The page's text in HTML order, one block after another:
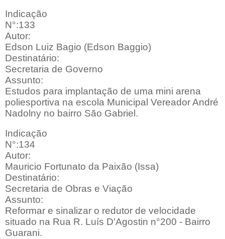
Indicação
N°:133
Autor:
Edson Luiz Bagio (Edson Baggio)
Destinatário:
Secretaria de Governo
Assunto:
Estudos para implantação de uma mini arena
poliesportiva na escola Municipal Vereador André
Nadolny no bairro São Gabriel.
Indicação
N°:134
Autor:
Mauricio Fortunato da Paixão (Issa)
Destinatário:
Secretaria de Obras e Viação
Assunto:
Reformar e sinalizar o redutor de velocidade
situado na Rua R. Luís D'Agostin n°200 - Bairro
Guarani.